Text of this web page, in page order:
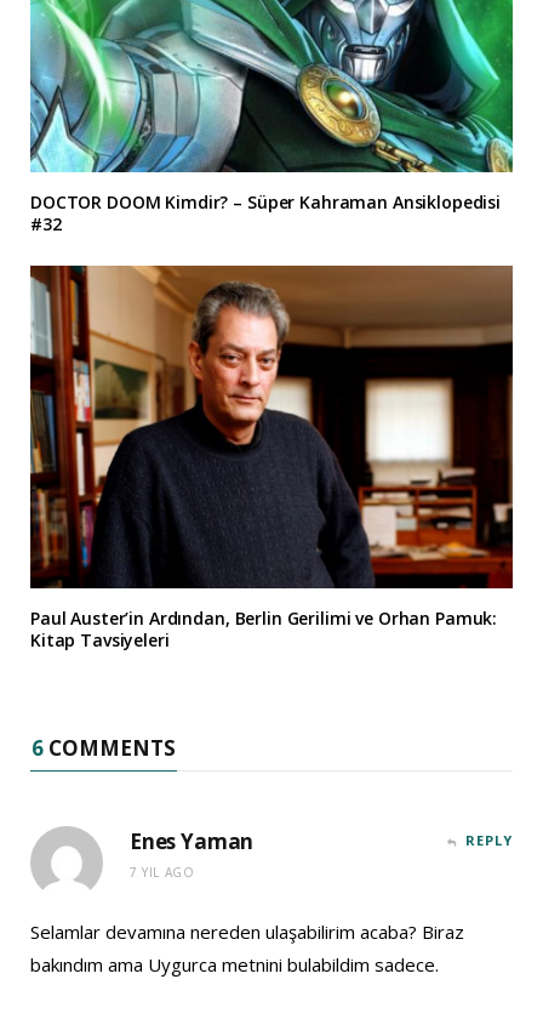
DOCTOR DOOM Kimdir? – Süper Kahraman Ansiklopedisi
#32
Paul Auster’in Ardından, Berlin Gerilimi ve Orhan Pamuk:
Kitap Tavsiyeleri
6 COMMENTS
Enes Yaman
7 YIL AGO
REPLY
Selamlar devamına nereden ulaşabilirim acaba? Biraz
bakındım ama Uygurca metnini bulabildim sadece.